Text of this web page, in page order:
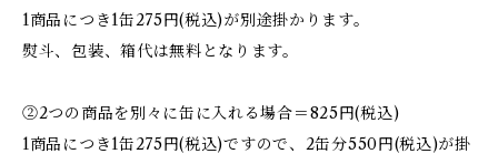
1商品につき1缶275円(税込)が別途掛かります。
熨斗、包装、箱代は無料となります。
②2つの商品を別々に缶に入れる場合＝825円(税込)
1商品につき1缶275円(税込)ですので、2缶分550円(税込)が掛